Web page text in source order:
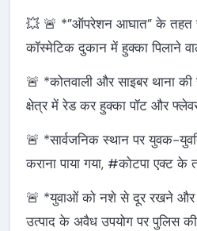
💥 🚨 *”ऑपरेशन आघात” के तहत
कॉस्मेटिक दुकान में हुक्का पिलाने
🚨 *कोतवाली और साइबर थाना
क्षेत्र में रेड कर हुक्का पॉट और
🚨 *सार्वजनिक स्थान पर युवक-
कराना पाया गया, #कोटपा एक्ट के
🚨 *युवाओं को नशे से दूर रखने और
उत्पाद के अवैध उपयोग पर पुलिस